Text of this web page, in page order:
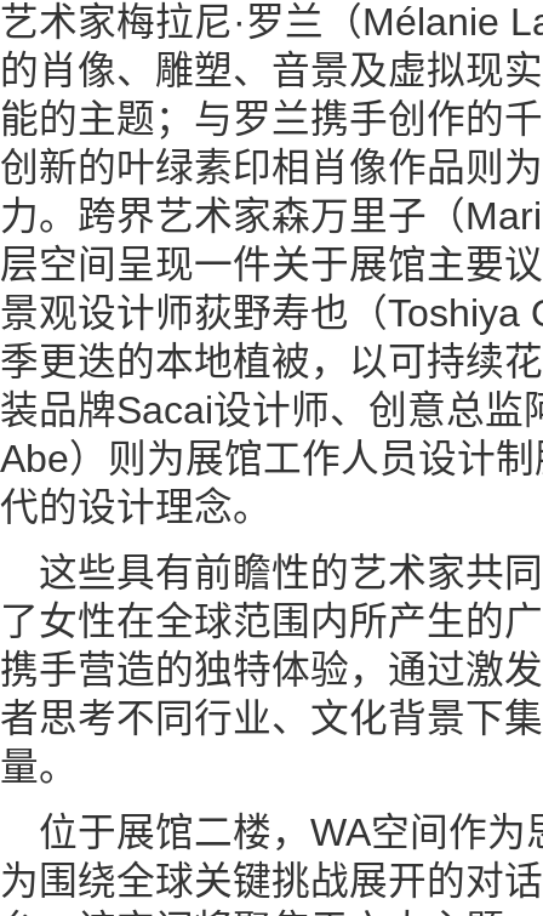
艺术家梅拉尼·罗兰（Mélanie
的肖像、雕塑、音景及虚拟现
能的主题；与罗兰携手创作的
创新的叶绿素印相肖像作品则
力。跨界艺术家森万里子（
层空间呈现一件关于展馆主要
景观设计师荻野寿也（Toshiya
季更迭的本地植被，以可持续
装品牌Sacai设计师、创意总监
Abe）则为展馆工作人员设计
代的设计理念。
这些具有前瞻性的艺术家共
了女性在全球范围内所产生的
携手营造的独特体验，通过激
者思考不同行业、文化背景下
量。
位于展馆二楼，WA空间作
为围绕全球关键挑战展开的对